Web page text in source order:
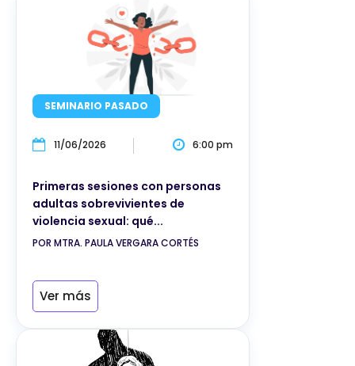
SEMINARIO PASADO
11/06/2026 6:00 pm
Primeras sesiones con personas
adultas sobrevivientes de
violencia sexual: qué...
POR MTRA. PAULA VERGARA CORTÉS
Ver más